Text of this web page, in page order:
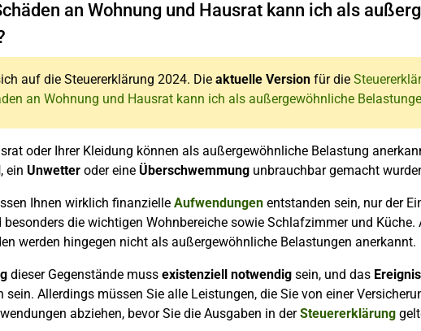
an Wohnung und Hausrat kann ich als
auf die Steuererklärung 2024. Die aktuelle Version für die
an Wohnung und Hausrat kann ich als außergewöhnliche
oder Ihrer Kleidung können als außergewöhnliche Belastung
, ein Unwetter oder eine Überschwemmung unbrauchbar gemacht
Ihnen wirklich finanzielle Aufwendungen entstanden sein, nur der
die wichtigen Wohnbereiche sowie Schlafzimmer und
werden hingegen nicht als außergewöhnliche Belastungen anerkannt.
dieser Gegenstände muss existenziell notwendig sein, und das Ereignis
sein. Allerdings müssen Sie alle Leistungen, die Sie von einer
abziehen, bevor Sie die Ausgaben in derSteuererklärung